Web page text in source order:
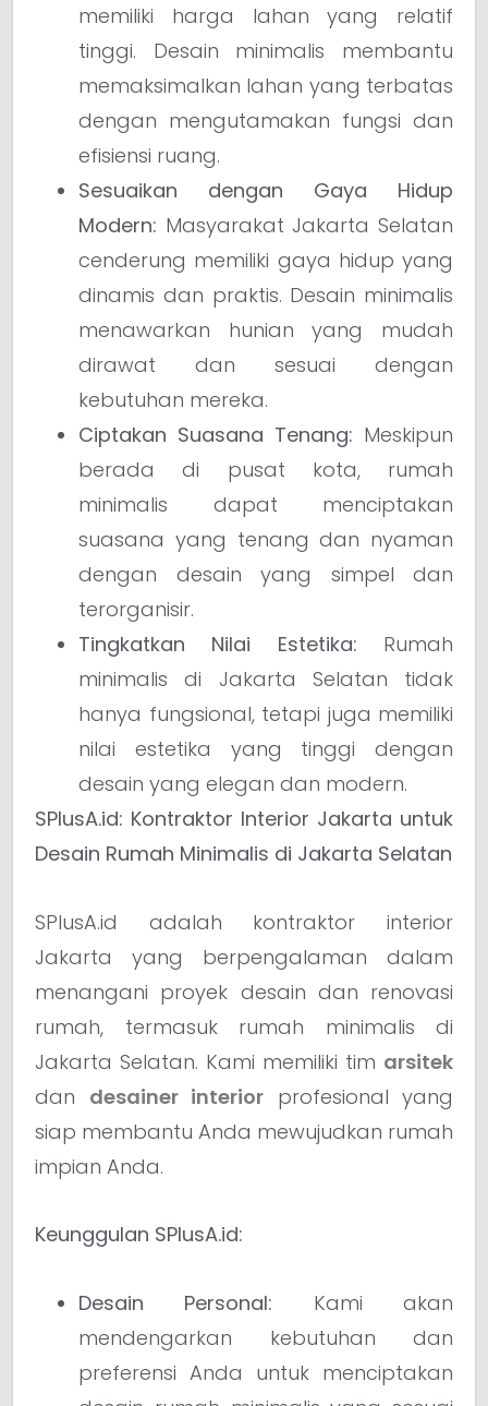
memiliki harga lahan yang relatif
tinggi. Desain minimalis membantu
memaksimalkan lahan yang terbatas
dengan mengutamakan fungsi dan
efisiensi ruang.
Sesuaikan dengan Gaya Hidup
Modern: Masyarakat Jakarta Selatan
cenderung memiliki gaya hidup yang
dinamis dan praktis. Desain minimalis
menawarkan hunian yang mudah
dirawat dan sesuai dengan
kebutuhan mereka.
Ciptakan Suasana Tenang: Meskipun
berada di pusat kota, rumah
minimalis dapat menciptakan
suasana yang tenang dan nyaman
dengan desain yang simpel dan
terorganisir.
Tingkatkan Nilai Estetika: Rumah
minimalis di Jakarta Selatan tidak
hanya fungsional, tetapi juga memiliki
nilai estetika yang tinggi dengan
desain yang elegan dan modern.
SPlusA.id: Kontraktor Interior Jakarta untuk
Desain Rumah Minimalis di Jakarta Selatan
SPlusA.id adalah kontraktor interior
Jakarta yang berpengalaman dalam
menangani proyek desain dan renovasi
rumah, termasuk rumah minimalis di
Jakarta Selatan. Kami memiliki tim arsitek
dan desainer interior profesional yang
siap membantu Anda mewujudkan rumah
impian Anda.
Keunggulan SPlusA.id:
Desain Personal: Kami akan
mendengarkan kebutuhan dan
preferensi Anda untuk menciptakan